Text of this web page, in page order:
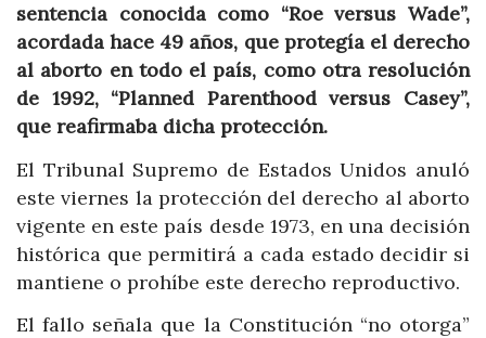
sentencia conocida como “Roe versus Wade”,
acordada hace 49 años, que protegía el derecho
al aborto en todo el país, como otra resolución
de 1992, “Planned Parenthood versus Casey”,
que reafirmaba dicha protección.
El Tribunal Supremo de Estados Unidos anuló
este viernes la protección del derecho al aborto
vigente en este país desde 1973, en una decisión
histórica que permitirá a cada estado decidir si
mantiene o prohíbe este derecho reproductivo.
El fallo señala que la Constitución “no otorga”